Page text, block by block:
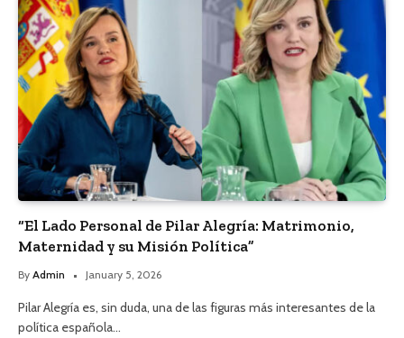
“El Lado Personal de Pilar Alegría: Matrimonio,
Maternidad y su Misión Política”
By Admin January 5, 2026
Pilar Alegría es, sin duda, una de las figuras más interesantes de la
política española…